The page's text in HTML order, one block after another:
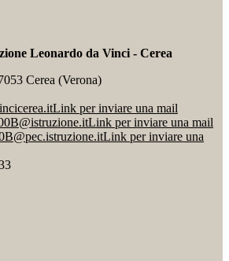
Leonardo da Vinci - Cerea
Cerea (Verona)
Link per inviare una mail
Link per inviare una mail
Link per inviare una